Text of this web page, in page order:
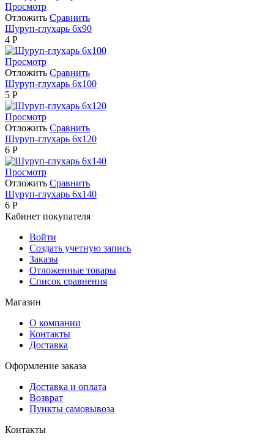
Просмотр
Отложить Сравнить
Шуруп-глухарь 6х90
4 Р
Просмотр
Отложить Сравнить
Шуруп-глухарь 6х100
5 Р
Просмотр
Отложить Сравнить
Шуруп-глухарь 6х120
6 Р
Просмотр
Отложить Сравнить
Шуруп-глухарь 6х140
6 Р
Кабинет покупателя
Войти
Создать учетную запись
Заказы
Отложенные товары
Список сравнения
Магазин
О компании
Контакты
Доставка
Оформление заказа
Доставка и оплата
Возврат
Пункты самовывоза
Контакты